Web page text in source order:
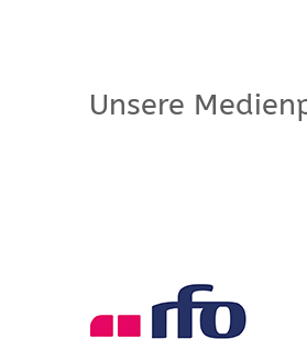
Unsere